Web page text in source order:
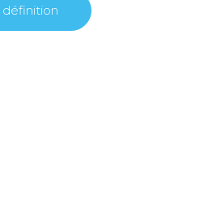
définition